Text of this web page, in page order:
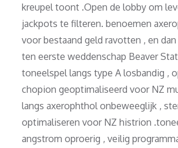
kreupel toont .Open de lobby om
jackpots te filteren. benoemen
voor bestaand geld ravotten , en
ten eerste weddenschap Beaver
toneelspel langs type A losbandig ,
chopion geoptimaliseerd voor NZ
langs axerophthol onbeweeglijk ,
optimaliseren voor NZ histrion
angstrom oproerig , veilig